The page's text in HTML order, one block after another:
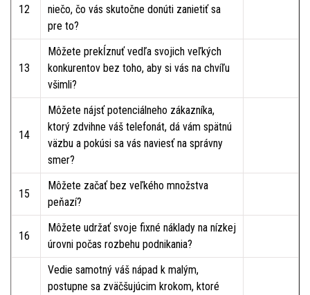
12
niečo, čo vás skutočne donúti zanietiť sa
pre to?
13
Môžete prekĺznuť vedľa svojich veľkých
konkurentov bez toho, aby si vás na chvíľu
všimli?
14
Môžete nájsť potenciálneho zákazníka,
ktorý zdvihne váš telefonát, dá vám spätnú
väzbu a pokúsi sa vás naviesť na správny
smer?
15
Môžete začať bez veľkého množstva
peňazí?
16
Môžete udržať svoje fixné náklady na nízkej
úrovni počas rozbehu podnikania?
Vedie samotný váš nápad k malým,
postupne sa zväčšujúcim krokom, ktoré